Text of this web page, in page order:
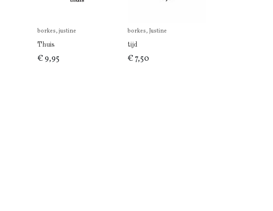
borkes, justine
Thuis
€ 9,95
borkes, Justine
tijd
€ 7,50